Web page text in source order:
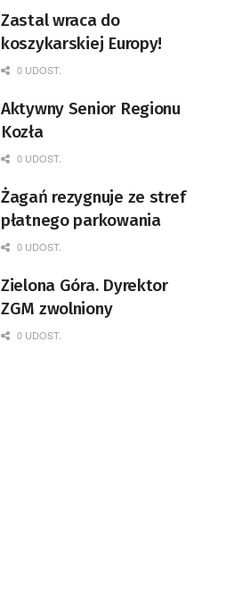
Zastal wraca do
koszykarskiej Europy!
0 UDOST.
Aktywny Senior Regionu
Kozła
0 UDOST.
Żagań rezygnuje ze stref
płatnego parkowania
0 UDOST.
Zielona Góra. Dyrektor
ZGM zwolniony
0 UDOST.